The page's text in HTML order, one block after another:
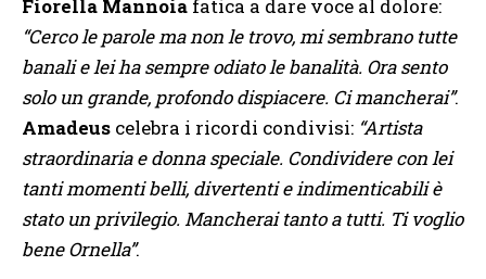
Fiorella Mannoia fatica a dare voce al dolore:
“Cerco le parole ma non le trovo, mi sembrano tutte
banali e lei ha sempre odiato le banalità. Ora sento
solo un grande, profondo dispiacere. Ci mancherai”.
Amadeus celebra i ricordi condivisi: “Artista
straordinaria e donna speciale. Condividere con lei
tanti momenti belli, divertenti e indimenticabili è
stato un privilegio. Mancherai tanto a tutti. Ti voglio
bene Ornella”.